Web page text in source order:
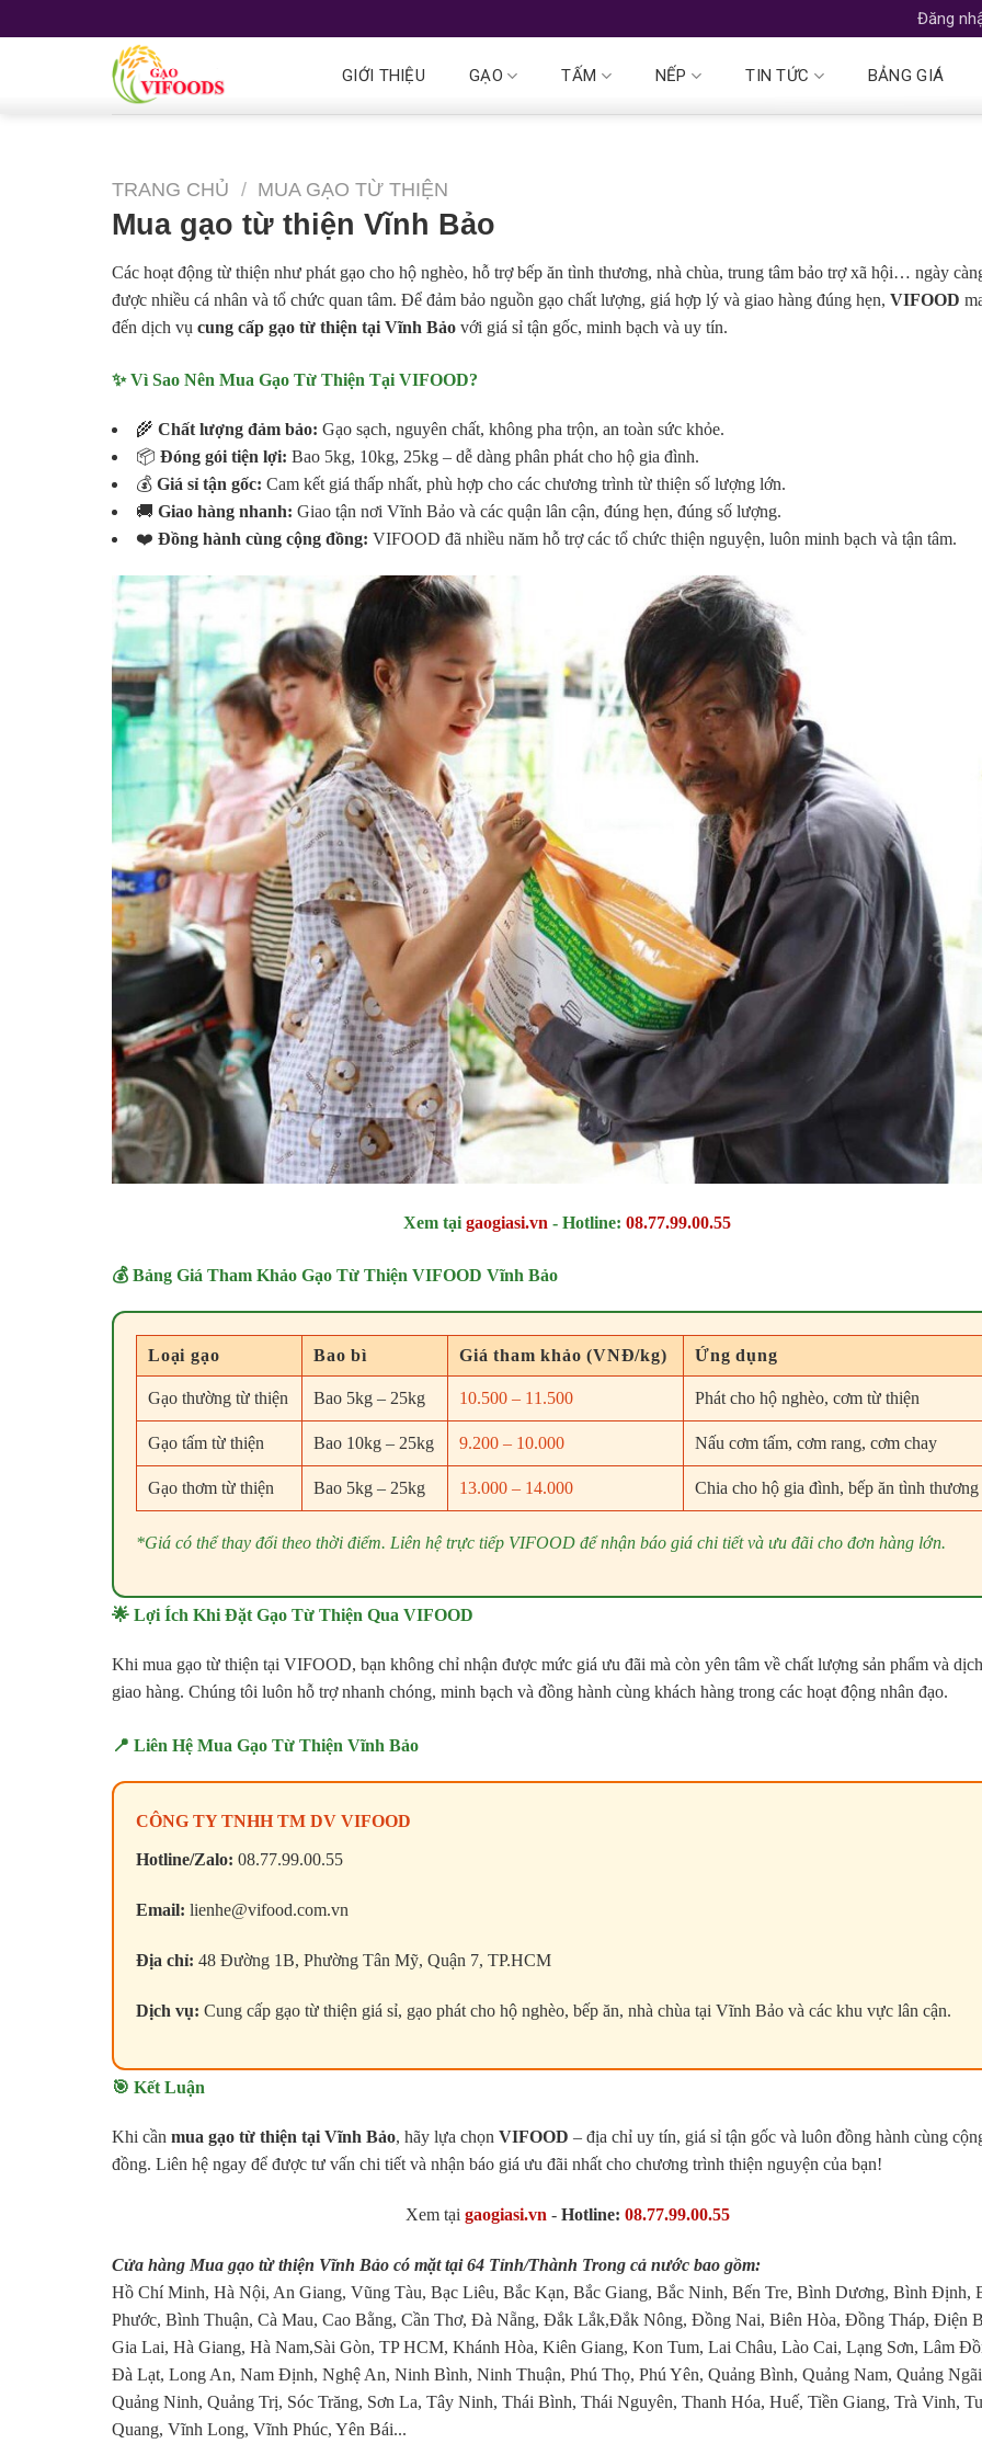
Đăng
GIỚI THIỆU GẠO TẤM NẾP TIN TỨC BẢNG GIÁ
TRANG CHỦ / MUA GẠO TỪ THIỆN
Mua gạo từ thiện Vĩnh Bảo
Các hoạt động từ thiện như phát gạo cho hộ nghèo, hỗ trợ bếp ăn tình thương, nhà chùa, trung tâm bảo trợ xã hội… ngày
được nhiều cá nhân và tổ chức quan tâm. Để đảm bảo nguồn gạo chất lượng, giá hợp lý và giao hàng đúng hẹn, VIFOOD
đến dịch vụ cung cấp gạo từ thiện tại Vĩnh Bảo với giá sỉ tận gốc, minh bạch và uy tín.
✨ Vì Sao Nên Mua Gạo Từ Thiện Tại VIFOOD?
🌾 Chất lượng đảm bảo: Gạo sạch, nguyên chất, không pha trộn, an toàn sức khỏe.
📦 Đóng gói tiện lợi: Bao 5kg, 10kg, 25kg – dễ dàng phân phát cho hộ gia đình.
💰 Giá sỉ tận gốc: Cam kết giá thấp nhất, phù hợp cho các chương trình từ thiện số lượng lớn.
🚚 Giao hàng nhanh: Giao tận nơi Vĩnh Bảo và các quận lân cận, đúng hẹn, đúng số lượng.
❤️ Đồng hành cùng cộng đồng: VIFOOD đã nhiều năm hỗ trợ các tổ chức thiện nguyện, luôn minh bạch và tận tâm.
Xem tạigaogiasi.vn -Hotline:08.77.99.00.55
💰 Bảng Giá Tham Khảo Gạo Từ Thiện VIFOOD Vĩnh Bảo
Loại gạo Bao bì Giá tham khảo (VNĐ/kg) Ứng dụng
Gạo thường từ thiện Bao 5kg – 25kg 10.500 – 11.500 Phát cho hộ nghèo, cơm từ thiện
Gạo tấm từ thiện Bao 10kg – 25kg 9.200 – 10.000 Nấu cơm tấm, cơm rang, cơm chay
Gạo thơm từ thiện Bao 5kg – 25kg 13.000 – 14.000 Chia cho hộ gia đình, bếp ăn tình thương
*Giá có thể thay đổi theo thời điểm. Liên hệ trực tiếp VIFOOD để nhận báo giá chi tiết và ưu đãi cho đơn hàng lớn.
🌟 Lợi Ích Khi Đặt Gạo Từ Thiện Qua VIFOOD
Khi mua gạo từ thiện tại VIFOOD, bạn không chỉ nhận được mức giá ưu đãi mà còn yên tâm về chất lượng sản phẩm và
giao hàng. Chúng tôi luôn hỗ trợ nhanh chóng, minh bạch và đồng hành cùng khách hàng trong các hoạt động nhân đạo.
📍 Liên Hệ Mua Gạo Từ Thiện Vĩnh Bảo
CÔNG TY TNHH TM DV VIFOOD
Hotline/Zalo: 08.77.99.00.55
Email: lienhe@vifood.com.vn
Địa chỉ: 48 Đường 1B, Phường Tân Mỹ, Quận 7, TP.HCM
Dịch vụ: Cung cấp gạo từ thiện giá sỉ, gạo phát cho hộ nghèo, bếp ăn, nhà chùa tại Vĩnh Bảo và các khu vực lân cận.
🎯 Kết Luận
Khi cần mua gạo từ thiện tại Vĩnh Bảo, hãy lựa chọn VIFOOD – địa chỉ uy tín, giá sỉ tận gốc và luôn đồng hành cùng
đồng. Liên hệ ngay để được tư vấn chi tiết và nhận báo giá ưu đãi nhất cho chương trình thiện nguyện của bạn!
Xem tại gaogiasi.vn - Hotline: 08.77.99.00.55
Cửa hàng Mua gạo từ thiện Vĩnh Bảo có mặt tại 64 Tỉnh/Thành Trong cả nước bao gồm:
Hồ Chí Minh, Hà Nội, An Giang, Vũng Tàu, Bạc Liêu, Bắc Kạn, Bắc Giang, Bắc Ninh, Bến Tre, Bình Dương, Bình Định,
Phước, Bình Thuận, Cà Mau, Cao Bằng, Cần Thơ, Đà Nẵng, Đắk Lắk,Đắk Nông, Đồng Nai, Biên Hòa, Đồng Tháp, Điện
Gia Lai, Hà Giang, Hà Nam,Sài Gòn, TP HCM, Khánh Hòa, Kiên Giang, Kon Tum, Lai Châu, Lào Cai, Lạng Sơn, Lâm
Đà Lạt, Long An, Nam Định, Nghệ An, Ninh Bình, Ninh Thuận, Phú Thọ, Phú Yên, Quảng Bình, Quảng Nam, Quảng
Quảng Ninh, Quảng Trị, Sóc Trăng, Sơn La, Tây Ninh, Thái Bình, Thái Nguyên, Thanh Hóa, Huế, Tiền Giang, Trà Vinh,
Quang, Vĩnh Long, Vĩnh Phúc, Yên Bái...